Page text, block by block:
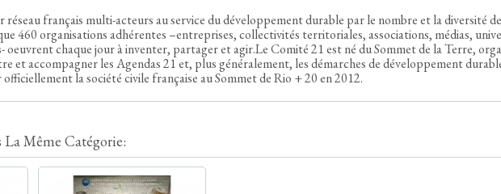
réseau français multi-acteurs au service du développement durable par le nombre et la diversité
460 organisations adhérentes –entreprises, collectivités territoriales, associations, médias,
oeuvrent chaque jour à inventer, partager et agir.Le Comité 21 est né du Sommet de la Terre,
et accompagner les Agendas 21 et, plus généralement, les démarches de développement
la société civile française au Sommet de Rio + 20 en 2012.
Même Catégorie: